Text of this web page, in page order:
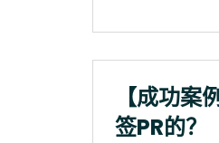
【成功
签PR的？